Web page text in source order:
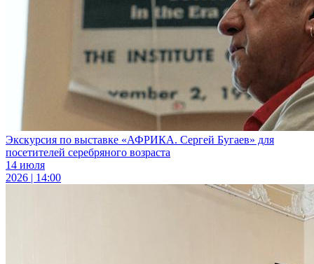
Экскурсия по выставке «АФРИКА. Сергей Бугаев» для
посетителей серебряного возраста
14 июля
2026 | 14:00